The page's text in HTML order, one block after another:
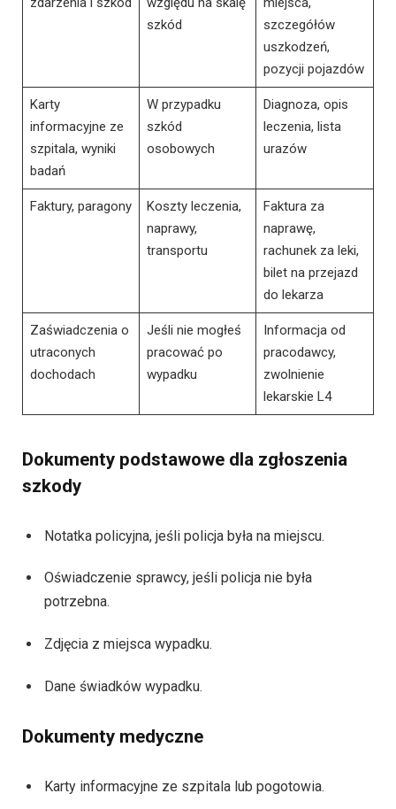
szkód
szczegółów
uszkodzeń,
pozycji pojazdów
Karty
informacyjne ze
szpitala, wyniki
badań
W przypadku
szkód
osobowych
Diagnoza, opis
leczenia, lista
urazów
Faktury, paragony
Koszty leczenia,
naprawy,
transportu
Faktura za
naprawę,
rachunek za leki,
bilet na przejazd
do lekarza
Zaświadczenia o
utraconych
dochodach
Jeśli nie mogłeś
pracować po
wypadku
Informacja od
pracodawcy,
zwolnienie
lekarskie L4
Dokumenty podstawowe dla zgłoszenia
szkody
Notatka policyjna, jeśli policja była na miejscu.
Oświadczenie sprawcy, jeśli policja nie była
potrzebna.
Zdjęcia z miejsca wypadku.
Dane świadków wypadku.
Dokumenty medyczne
Karty informacyjne ze szpitala lub pogotowia.